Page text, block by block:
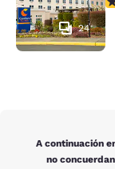
24
A continuación
no